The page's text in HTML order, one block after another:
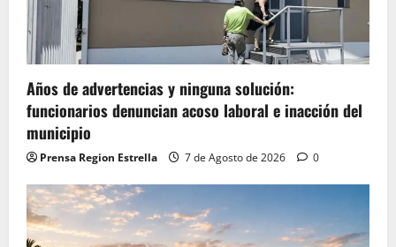
Años de advertencias y ninguna solución:
funcionarios denuncian acoso laboral e inacción del
municipio
Prensa Region Estrella 7 de Agosto de 2026 0